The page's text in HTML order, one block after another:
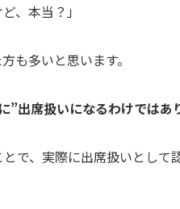
、本当？」
も多いと思います。
”出席扱いになるわけではあ
で、実際に出席扱いとして